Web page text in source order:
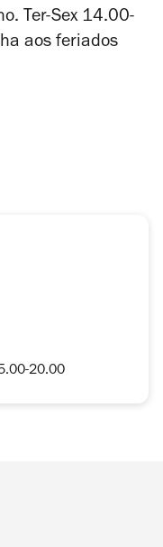
Ter-Sex 14.00-
aos feriados
20.00